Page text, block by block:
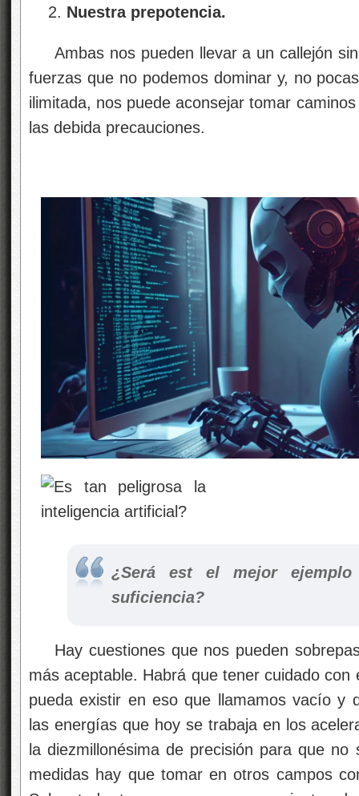
Nuestra prepotencia.
Ambas nos pueden llevar a un callejón
fuerzas que no podemos dominar y, no
ilimitada, nos puede aconsejar tomar
las debida precauciones.
¿Será est el mejor ejemplo
suficiencia?
Hay cuestiones que nos pueden
más aceptable. Habrá que tener cuidado
pueda existir en eso que llamamos vacío y
las energías que hoy se trabaja en los
la diezmillonésima de precisión para que
medidas hay que tomar en otros campos